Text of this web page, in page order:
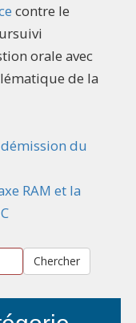
contre le
orale avec
de la
du
RAM et la
Chercher